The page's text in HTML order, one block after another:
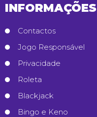
INFORMAÇÕES
Contactos
Jogo Responsável
Privacidade
Roleta
Blackjack
Bingo e Keno